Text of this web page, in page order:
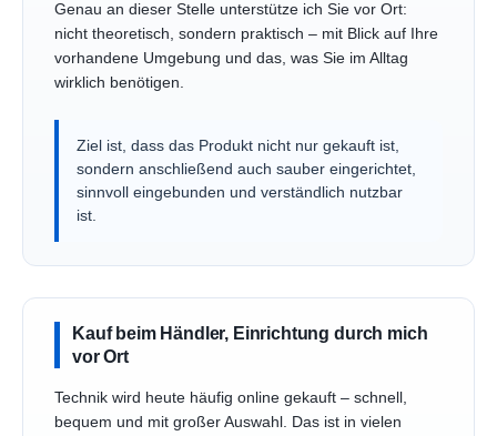
Genau an dieser Stelle unterstütze ich Sie vor Ort:
nicht theoretisch, sondern praktisch – mit Blick auf Ihre
vorhandene Umgebung und das, was Sie im Alltag
wirklich benötigen.
Ziel ist, dass das Produkt nicht nur gekauft ist,
sondern anschließend auch sauber eingerichtet,
sinnvoll eingebunden und verständlich nutzbar
ist.
Kauf beim Händler, Einrichtung durch mich
vor Ort
Technik wird heute häufig online gekauft – schnell,
bequem und mit großer Auswahl. Das ist in vielen